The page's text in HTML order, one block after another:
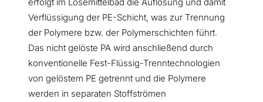
Verflüssigung der PE-Schicht, was zur Trennung
der Polymere bzw. der Polymerschichten führt.
Das nicht gelöste PA wird anschließend durch
konventionelle Fest-Flüssig-Trenntechnologien
von gelöstem PE getrennt und die Polymere
werden in separaten Stoffströmen